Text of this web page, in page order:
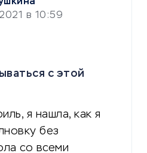
в 10:59
с этой
я нашла, как я
без
со всеми